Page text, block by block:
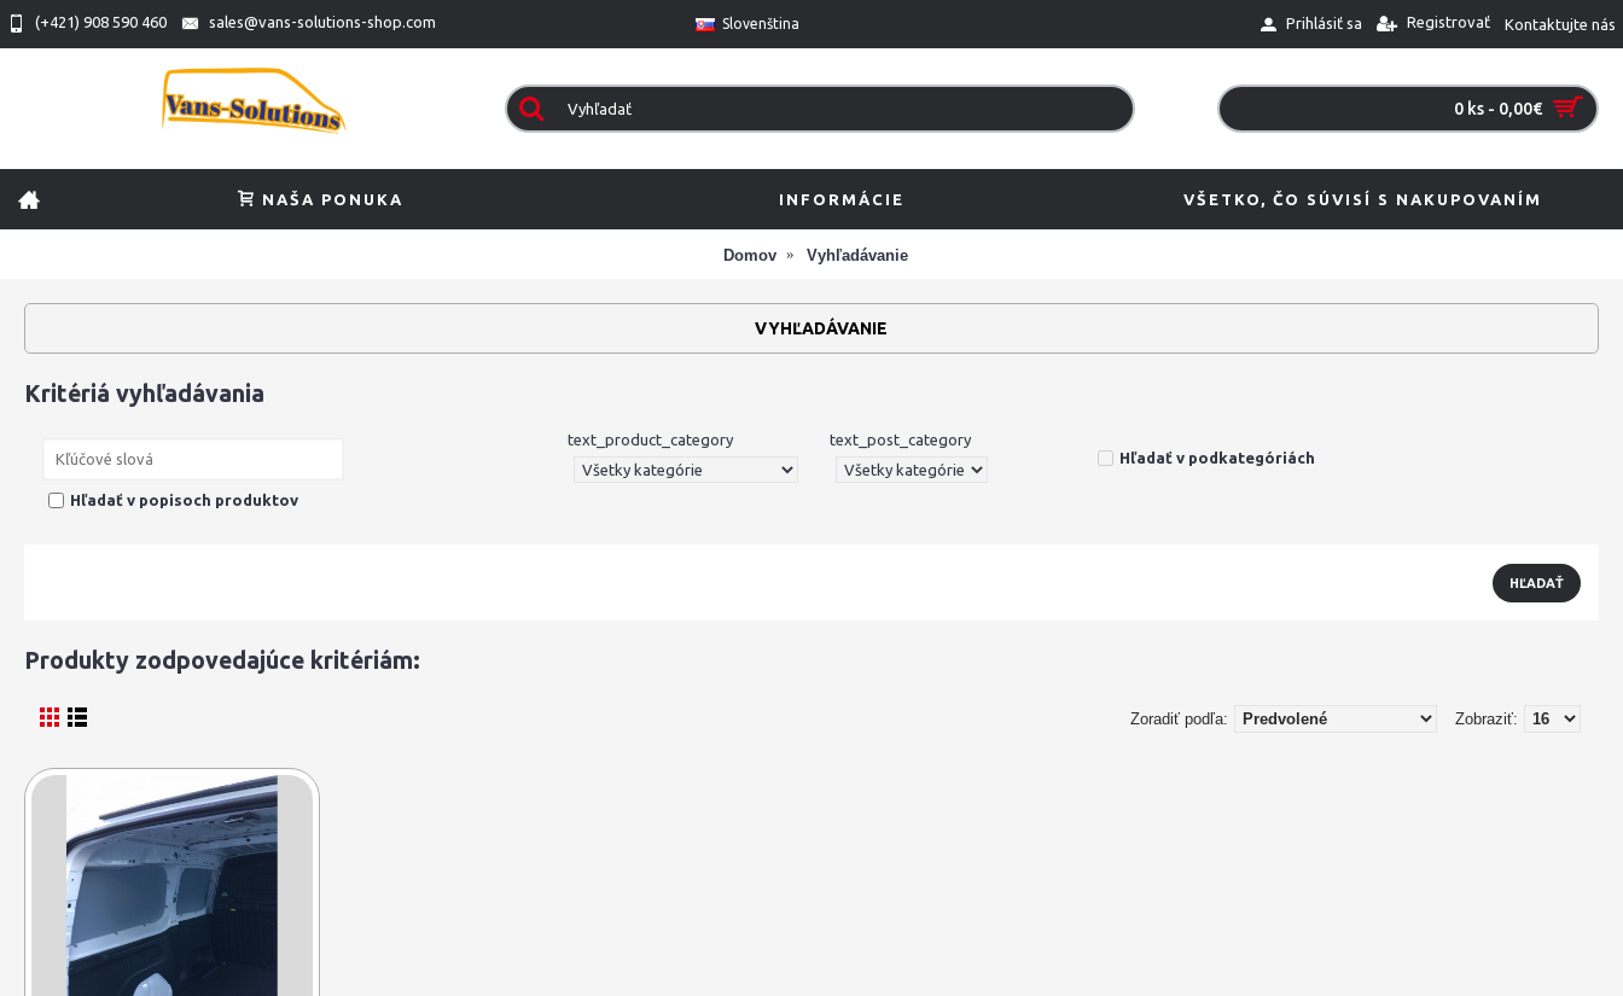
(+421) 908 590 460 sales@vans-solutions-shop.com Slovenština Prihlásiť sa Registrovať Kontaktujte nás
0 ks - 0,00€
NAŠA PONUKA INFORMÁCIE VŠETKO, ČO SÚVISÍ S NAKUPOVANÍM
Domov Vyhľadávanie
VYHĽADÁVANIE
Kritériá vyhľadávania
text_product_category
text_post_category
Hľadať v podkategóriách
Hľadať v popisoch produktov
Produkty zodpovedajúce kritériám:
Zobraziť:
Zoradiť podľa: